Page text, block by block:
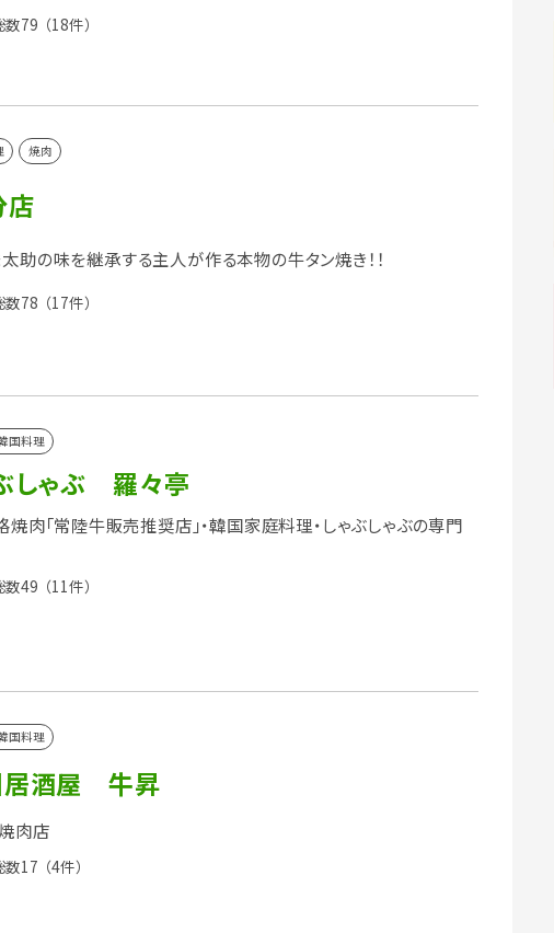
数79 （18件）
焼肉
助の味を継承する主人が作る本物の牛タン焼き！！
数78 （17件）
国料理
しゃぶ 羅々亭
肉「常陸牛販売推奨店」・韓国家庭料理・しゃぶしゃぶの専門
数49 （11件）
国料理
居酒屋 牛昇
肉店
数17 （4件）